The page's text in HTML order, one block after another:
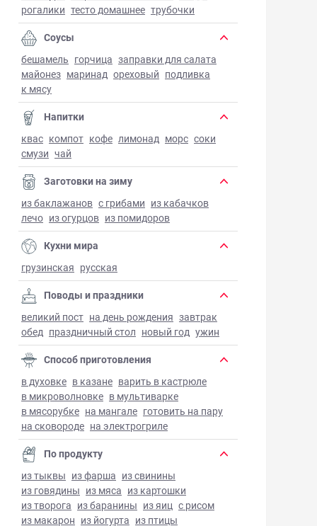
рогалики тесто домашнее трубочки
Соусы
бешамель горчица заправки для салата
майонез маринад ореховый подливка
к мясу
Напитки
квас компот кофе лимонад морс соки
смузи чай
Заготовки на зиму
из баклажанов с грибами из кабачков
лечо из огурцов из помидоров
Кухни мира
грузинская русская
Поводы и праздники
великий пост на день рождения завтрак
обед праздничный стол новый год ужин
Способ приготовления
в духовке в казане варить в кастрюле
в микроволновке в мультиварке
в мясорубке на мангале готовить на пару
на сковороде на электрогриле
По продукту
из тыквы из фарша из свинины
из говядины из мяса из картошки
из творога из баранины из яиц с рисом
из макарон из йогурта из птицы